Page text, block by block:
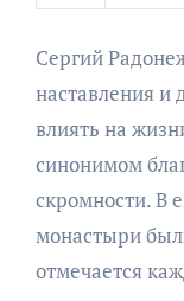
Сергий
наставления и
влиять на
синонимом
скромности. В
монастыри
отмечается